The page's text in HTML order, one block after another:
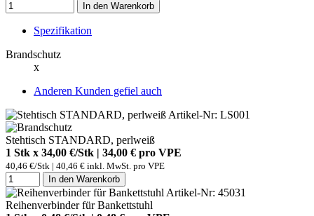
In den Warenkorb
Spezifikation
Brandschutz
x
Anderen Kunden gefiel auch
Artikel-Nr: LS001
Stehtisch STANDARD, perlweiß
1 Stk x 34,00 €/Stk | 34,00 € pro VPE
40,46 €/Stk | 40,46 € inkl. MwSt. pro VPE
In den Warenkorb
Artikel-Nr: 45031
Reihenverbinder für Bankettstuhl